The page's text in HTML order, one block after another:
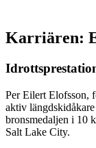
Karriären:
Per Eilert Elofsson,
aktiv
bronsmedaljen i 10
Salt Lake City.